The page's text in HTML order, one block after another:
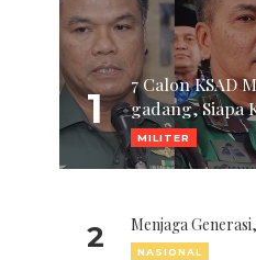
1
7 Calon KSAD
gadang, Siapa
MILITER
2 Menjaga
NASIONAL